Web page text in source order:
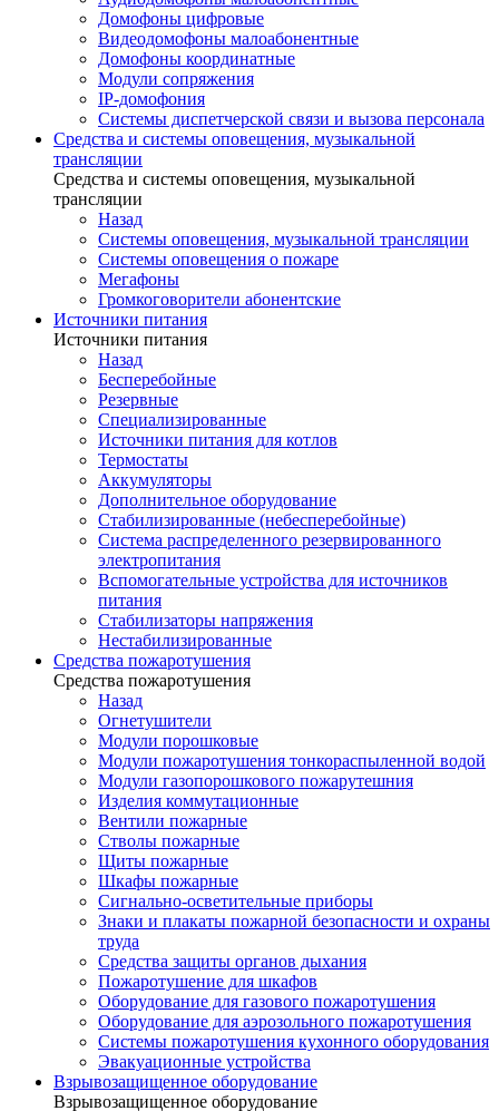
Домофоны цифровые
Видеодомофоны малоабонентные
Домофоны координатные
Модули сопряжения
IP-домофония
Системы диспетчерской связи и вызова персонала
Средства и системы оповещения, музыкальной
трансляции
Средства и системы оповещения, музыкальной
трансляции
Назад
Системы оповещения, музыкальной трансляции
Системы оповещения о пожаре
Мегафоны
Громкоговорители абонентские
Источники питания
Источники питания
Назад
Бесперебойные
Резервные
Специализированные
Источники питания для котлов
Термостаты
Аккумуляторы
Дополнительное оборудование
Стабилизированные (небесперебойные)
Система распределенного резервированного
электропитания
Вспомогательные устройства для источников
питания
Стабилизаторы напряжения
Нестабилизированные
Средства пожаротушения
Средства пожаротушения
Назад
Огнетушители
Модули порошковые
Модули пожаротушения тонкораспыленной водой
Модули газопорошкового пожарутешния
Изделия коммутационные
Вентили пожарные
Стволы пожарные
Щиты пожарные
Шкафы пожарные
Сигнально-осветительные приборы
Знаки и плакаты пожарной безопасности и охраны
труда
Средства защиты органов дыхания
Пожаротушение для шкафов
Оборудование для газового пожаротушения
Оборудование для аэрозольного пожаротушения
Системы пожаротушения кухонного оборудования
Эвакуационные устройства
Взрывозащищенное оборудование
Взрывозащищенное оборудование